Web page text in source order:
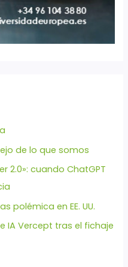
de lo que somos
2.0»: cuando ChatGPT
polémica en EE. UU.
IA Vercept tras el fichaje